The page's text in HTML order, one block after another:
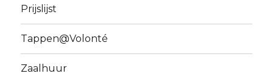
Prijslijst
Tappen@Volonté
Zaalhuur